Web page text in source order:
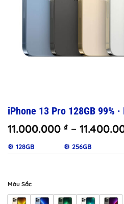
iPhone 13 Pro 128GB 99%
11.000.000 ₫ –
⚙️ 128GB ⚙️ 256GB
Màu Sắc